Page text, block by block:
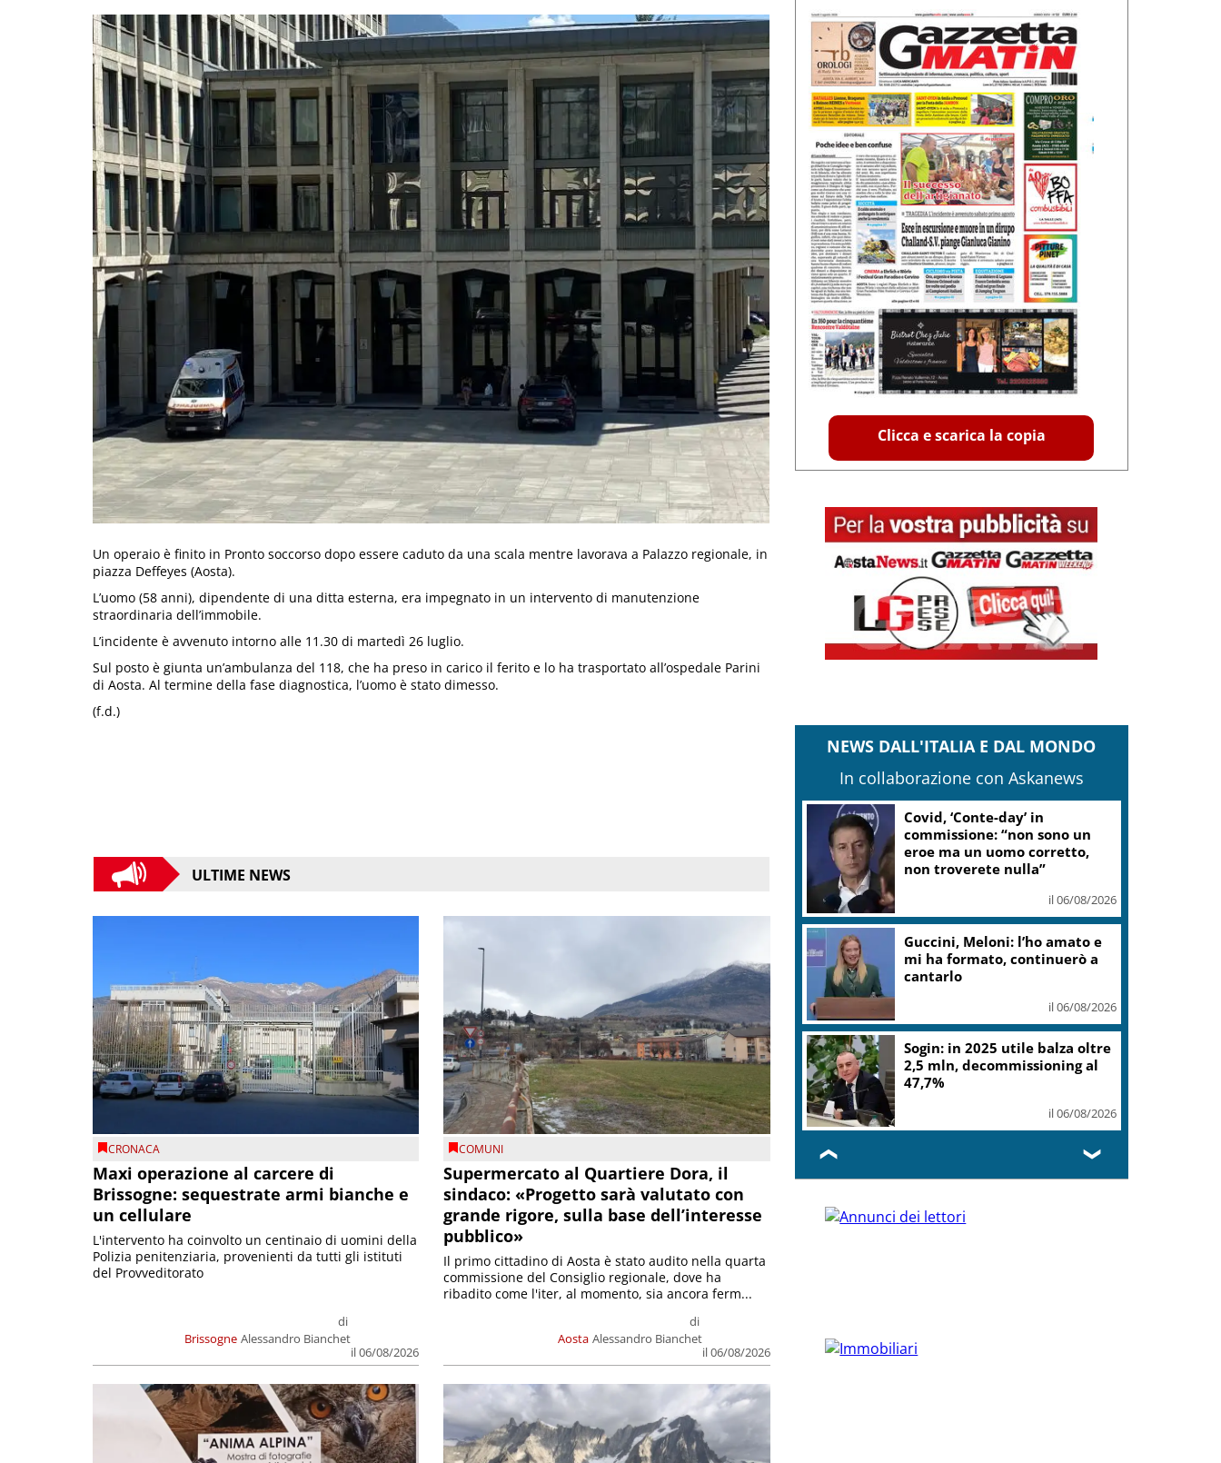
Un operaio è finito in Pronto soccorso dopo essere caduto da una scala mentre lavorava a Palazzo regionale, in
piazza Deffeyes (Aosta).
L’uomo (58 anni), dipendente di una ditta esterna, era impegnato in un intervento di manutenzione
straordinaria dell’immobile.
L’incidente è avvenuto intorno alle 11.30 di martedì 26 luglio.
Sul posto è giunta un’ambulanza del 118, che ha preso in carico il ferito e lo ha trasportato all’ospedale Parini
di Aosta. Al termine della fase diagnostica, l’uomo è stato dimesso.
(f.d.)
ULTIME NEWS
CRONACA
Maxi operazione al carcere di
Brissogne: sequestrate armi bianche e
un cellulare
Brissogne
di
Alessandro Bianchet
il 06/08/2026
L'intervento ha coinvolto un centinaio di uomini della
Polizia penitenziaria, provenienti da tutti gli istituti
del Provveditorato
COMUNI
Supermercato al Quartiere Dora, il
sindaco: «Progetto sarà valutato con
grande rigore, sulla base dell’interesse
pubblico»
Aosta
di
Alessandro Bianchet
il 06/08/2026
Il primo cittadino di Aosta è stato audito nella quarta
commissione del Consiglio regionale, dove ha
ribadito come l'iter, al momento, sia ancora ferm...
Clicca e scarica la copia
NEWS DALL'ITALIA E DAL MONDO
In collaborazione con Askanews
Covid, ‘Conte-day’ in
commissione: “non sono un
eroe ma un uomo corretto,
non troverete nulla”
il 06/08/2026
Guccini, Meloni: l’ho amato e
mi ha formato, continuerò a
cantarlo
il 06/08/2026
Sogin: in 2025 utile balza oltre
2,5 mln, decommissioning al
47,7%
il 06/08/2026
❮ ❯